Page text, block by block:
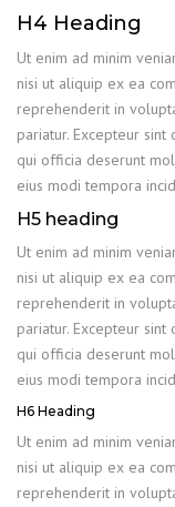
H4 Heading
Ut enim ad minim
nisi ut aliquip ex ea
reprehenderit in
pariatur. Excepteur sint
qui officia deserunt
eius modi tempora
H5 heading
Ut enim ad minim
nisi ut aliquip ex ea
reprehenderit in
pariatur. Excepteur sint
qui officia deserunt
eius modi tempora
H6 Heading
Ut enim ad minim
nisi ut aliquip ex ea
reprehenderit in